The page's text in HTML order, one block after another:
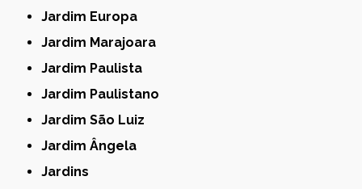
Jardim Europa
Jardim Marajoara
Jardim Paulista
Jardim Paulistano
Jardim São Luiz
Jardim Ângela
Jardins